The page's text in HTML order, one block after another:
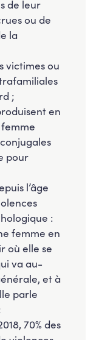
de leur
ou de
la
victimes ou
;
en
pour
l’âge
:
femme en
où elle se
va au-
et à
parle
70% des